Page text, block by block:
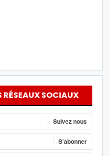
RÉSEAUX SOCIAUX
Suivez nous
S'abonner